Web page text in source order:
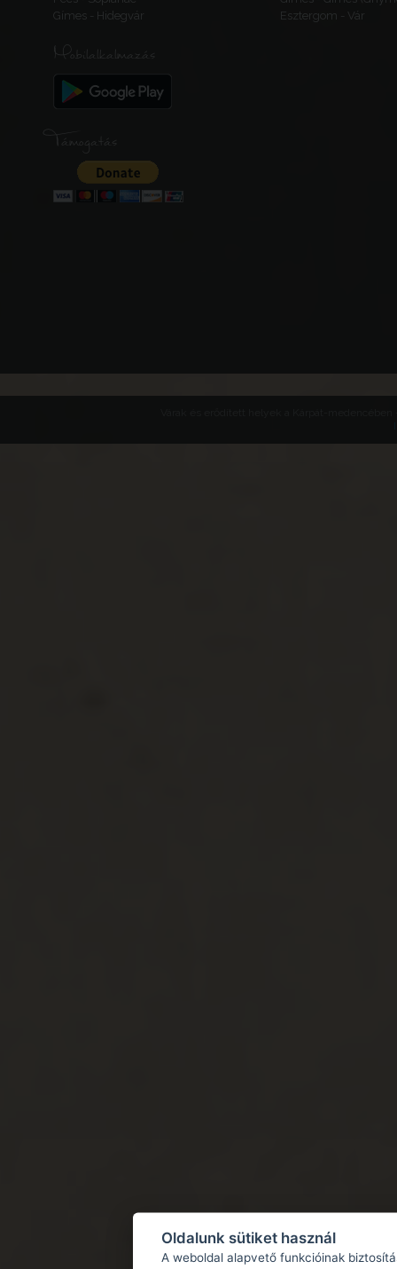
Gímes - Hidegvár
Esztergom - Vár
Mobilalkalmazás
Támogatás
Oldalunk sütiket használ
A weboldal alapvető funkcióinak